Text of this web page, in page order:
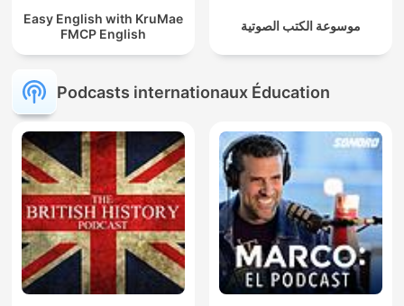
Easy English with KruMae
FMCP English
موسوعة الكتب الصوتية
Podcasts internationaux Éducation